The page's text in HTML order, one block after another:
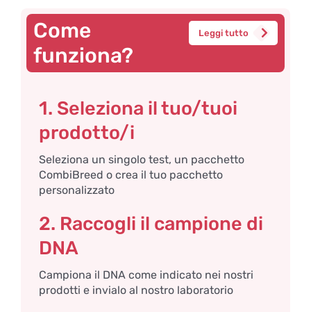
Come
funziona?
Leggi tutto
1. Seleziona il tuo/tuoi
prodotto/i
Seleziona un singolo test, un pacchetto
CombiBreed o crea il tuo pacchetto
personalizzato
2. Raccogli il campione di
DNA
Campiona il DNA come indicato nei nostri
prodotti e invialo al nostro laboratorio